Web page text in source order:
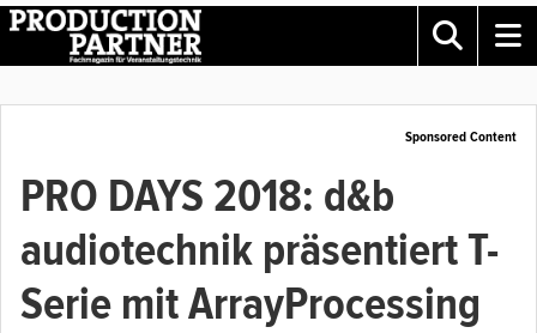
Sponsored Content
PRO DAYS 2018: d&b
audiotechnik präsentiert T-
Serie mit ArrayProcessing